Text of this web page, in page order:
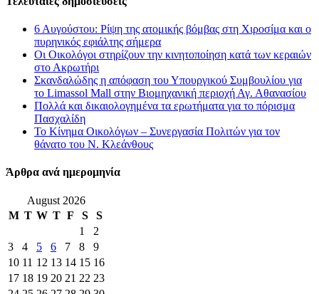
6 Αυγούστου: Ρίψη της ατομικής βόμβας στη Χιροσίμα και ο
πυρηνικός εφιάλτης σήμερα
Οι Οικολόγοι στηρίζουν την κινητοποίηση κατά των κεραιών
στο Ακρωτήρι
Σκανδαλώδης η απόφαση του Υπουργικού Συμβουλίου για
το Limassol Mall στην Βιομηχανική περιοχή Αγ. Αθανασίου
Πολλά και δικαιολογημένα τα ερωτήματα για το πόρισμα
Πασχαλίδη
Το Κίνημα Οικολόγων – Συνεργασία Πολιτών για τον
θάνατο του Ν. Κλεάνθους
Άρθρα ανά ημερομηνία
August 2026
M T W T F S
S
1
2
3
4 5 6 7 8
9
10 11 12 13 14 15 16
17 18 19 20 21 22 23